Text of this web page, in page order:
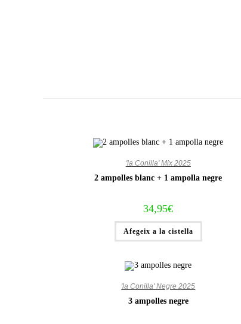
'la Conilla' Mix 2025
2 ampolles blanc + 1 ampolla negre
34,95€
Afegeix a la cistella
'la Conilla' Negre 2025
3 ampolles negre